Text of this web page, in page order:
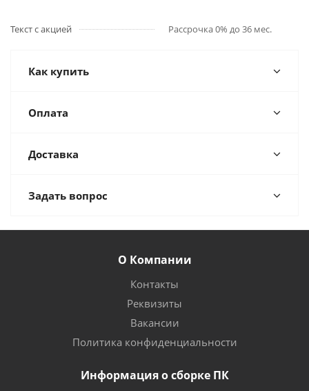
Текст с акцией Рассрочка 0% до 36 мес.
Как купить
Оплата
Доставка
Задать вопрос
О Компании
Контакты
Реквизиты
Вакансии
Политика конфиденциальности
Информация о сборке ПК